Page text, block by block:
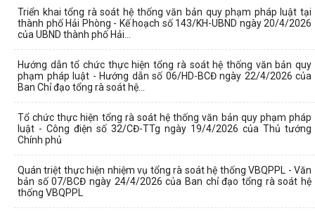
Triển khai tổng rà soát hệ thống văn bản quy phạm pháp luật tại
thành phố Hải Phòng - Kế hoạch số 143/KH-UBND ngày 20/4/2026
của UBND thành phố Hải...
Hướng dẫn tổ chức thực hiện tổng rà soát hệ thống văn bản quy
phạm pháp luật - Hướng dẫn số 06/HD-BCĐ ngày 22/4/2026 của
Ban Chỉ đạo tổng rà soát hệ...
Tổ chức thực hiện tổng rà soát hệ thống văn bản quy phạm pháp
luật - Công điện số 32/CĐ-TTg ngày 19/4/2026 của Thủ tướng
Chính phủ
Quán triệt thực hiện nhiệm vụ tổng rà soát hệ thống VBQPPL - Văn
bản số 07/BCĐ ngày 24/4/2026 của Ban chỉ đạo tổng rà soát hệ
thống VBQPPL